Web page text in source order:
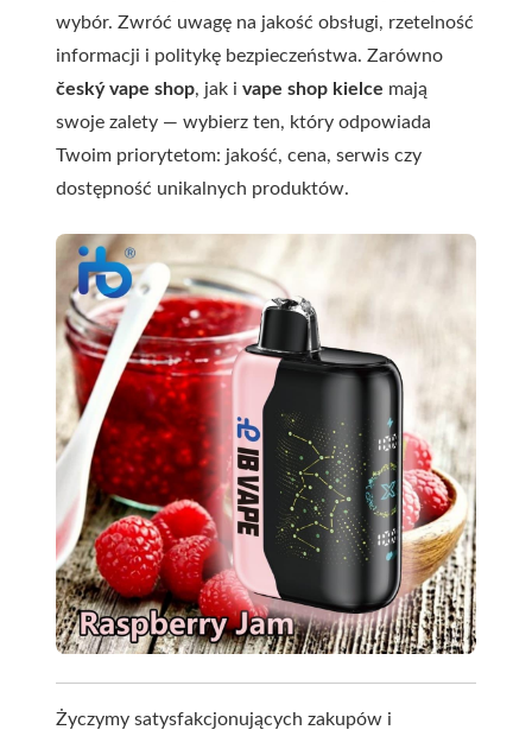
wybór. Zwróć uwagę na jakość obsługi, rzetelność
informacji i politykę bezpieczeństwa. Zarówno
český vape shop, jak i vape shop kielce mają
swoje zalety — wybierz ten, który odpowiada
Twoim priorytetom: jakość, cena, serwis czy
dostępność unikalnych produktów.
Życzymy satysfakcjonujących zakupów i